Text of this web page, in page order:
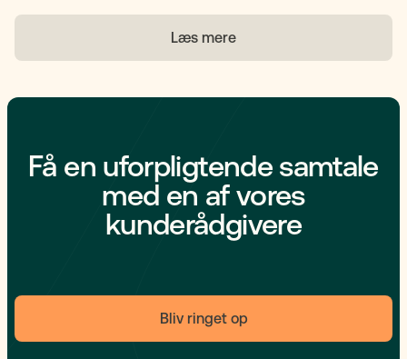
skridt ind i voksenlivet, som forældre gerne vil bakke op
om. En del af den opbakning er praktisk og økonomisk.
Læs mere
Få en uforpligtende samtale
med en af vores
kunderådgivere
Bliv ringet op